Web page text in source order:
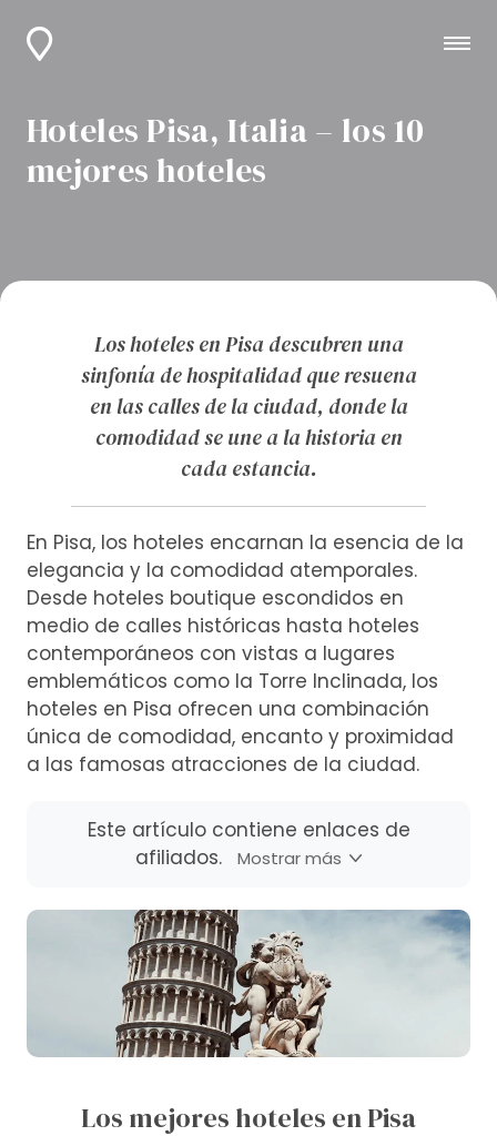
Hoteles Pisa, Italia – los 10
mejores hoteles
Los hoteles en Pisa descubren una
sinfonía de hospitalidad que resuena
en las calles de la ciudad, donde la
comodidad se une a la historia en
cada estancia.
En Pisa, los hoteles encarnan la esencia de la
elegancia y la comodidad atemporales.
Desde hoteles boutique escondidos en
medio de calles históricas hasta hoteles
contemporáneos con vistas a lugares
emblemáticos como la Torre Inclinada, los
hoteles en Pisa ofrecen una combinación
única de comodidad, encanto y proximidad
a las famosas atracciones de la ciudad.
Este artículo contiene enlaces de
afiliados.
Mostrar más
Los mejores hoteles en Pisa